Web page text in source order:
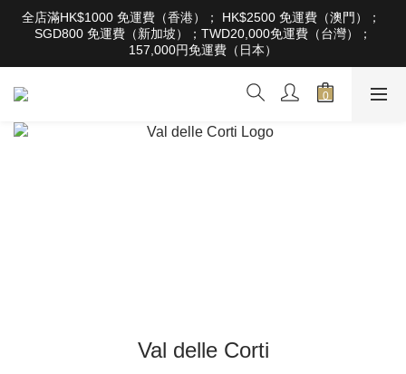
根據香港法律，不得在業務過程中，向未成年人售賣或供應令人醺
醉的酒類。Under the law of Hong Kong, intoxicating liquor must
not be sold or supplied to a minor in the course of business
全店滿HK$1000 免運費（香港）； HK$2500 免運費（澳門）；
SGD800 免運費（新加坡）；TWD20,000免運費（台灣）；
157,000円免運費（日本）
根據香港法律，不得在業務過程中，向未成年人售賣或供應令人醺
醉的酒類。Under the law of Hong Kong, intoxicating liquor must
Val delle Corti